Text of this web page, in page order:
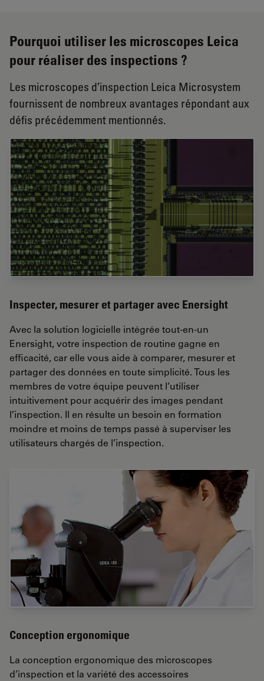
Pourquoi utiliser les microscopes Leica
pour réaliser des inspections ?
Les microscopes d’inspection Leica Microsystem
fournissent de nombreux avantages répondant aux
défis précédemment mentionnés.
Inspecter, mesurer et partager avec Enersight
Avec la solution logicielle intégrée tout-en-un
Enersight, votre inspection de routine gagne en
efficacité, car elle vous aide à comparer, mesurer et
partager des données en toute simplicité. Tous les
membres de votre équipe peuvent l’utiliser
intuitivement pour acquérir des images pendant
l’inspection. Il en résulte un besoin en formation
moindre et moins de temps passé à superviser les
utilisateurs chargés de l’inspection.
Conception ergonomique
La conception ergonomique des microscopes
d’inspection et la variété des accessoires